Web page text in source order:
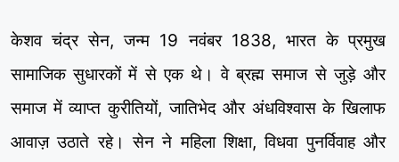
केशव चंद्र सेन, जन्म 19 नवंबर 1838, भारत के प्रमुख
सामाजिक सुधारकों में से एक थे। वे ब्रह्म समाज से जुड़े और
समाज में व्याप्त कुरीतियों, जातिभेद और अंधविश्वास के खिलाफ
आवाज़ उठाते रहे। सेन ने महिला शिक्षा, विधवा पुनर्विवाह और